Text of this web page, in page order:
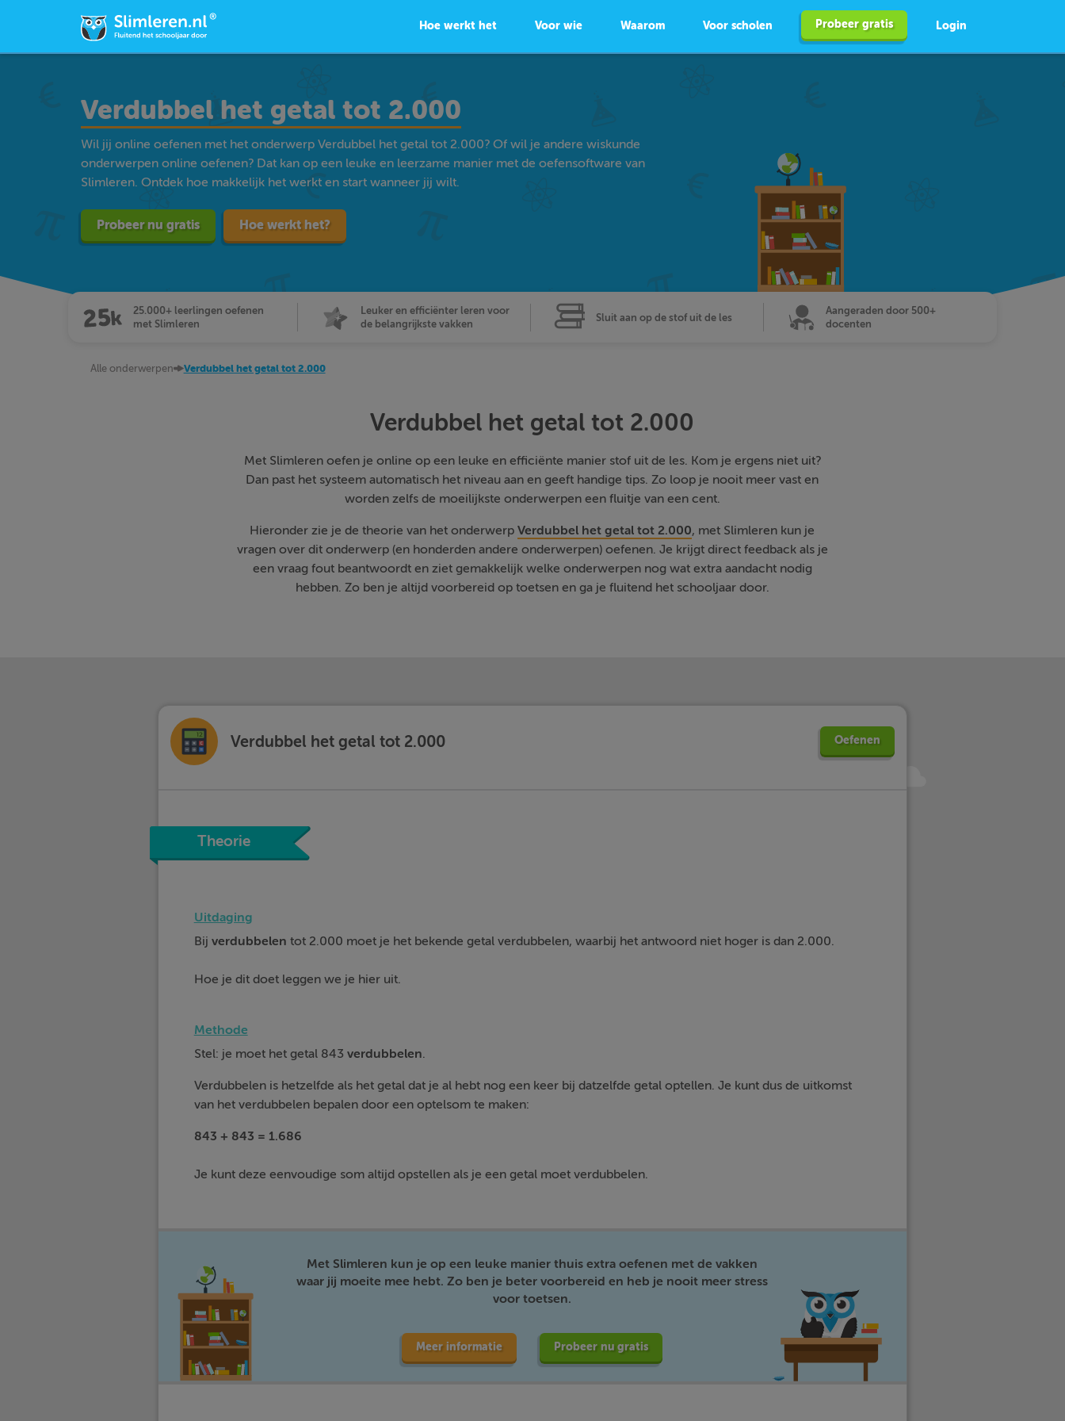
Hoe werkt het Voor wie Waarom Voor scholen Probeer gratis Login
Verdubbel het getal tot 2.000
Wil jij online oefenen met het onderwerp Verdubbel het getal tot 2.000? Of wil je andere wiskunde
onderwerpen online oefenen? Dat kan op een leuke en leerzame manier met de oefensoftware van
Slimleren. Ontdek hoe makkelijk het werkt en start wanneer jij wilt.
Probeer nu gratis Hoe werkt het?
25.000+ leerlingen oefenen
met Slimleren
Leuker en efficiënter leren voor
de belangrijkste vakken
Sluit aan op de stof uit de les
Aangeraden door 500+
docenten
Alle onderwerpen Verdubbel het getal tot 2.000
Verdubbel het getal tot 2.000
Met Slimleren oefen je online op een leuke en efficiënte manier stof uit de les. Kom je ergens niet uit?
Dan past het systeem automatisch het niveau aan en geeft handige tips. Zo loop je nooit meer vast en
worden zelfs de moeilijkste onderwerpen een fluitje van een cent.
Hieronder zie je de theorie van het onderwerpVerdubbel het getal tot 2.000, met Slimleren kun je
vragen over dit onderwerp (en honderden andere onderwerpen) oefenen. Je krijgt direct feedback als je
een vraag fout beantwoordt en ziet gemakkelijk welke onderwerpen nog wat extra aandacht nodig
hebben. Zo ben je altijd voorbereid op toetsen en ga je fluitend het schooljaar door.
Verdubbel het getal tot 2.000 Oefenen
Theorie
Uitdaging
Bij verdubbelen tot 2.000 moet je het bekende getal verdubbelen, waarbij het antwoord niet hoger is dan 2.000.
Hoe je dit doet leggen we je hier uit.
Methode
Stel: je moet het getal 843 verdubbelen.
Verdubbelen is hetzelfde als het getal dat je al hebt nog een keer bij datzelfde getal optellen. Je kunt dus de uitkomst
van het verdubbelen bepalen door een optelsom te maken:
843 + 843 = 1.686
Je kunt deze eenvoudige som altijd opstellen als je een getal moet verdubbelen.
Met Slimleren kun je op een leuke manier thuis extra oefenen met de vakken
waar jij moeite mee hebt. Zo ben je beter voorbereid en heb je nooit meer stress
voor toetsen.
Meer informatie Probeer nu gratis